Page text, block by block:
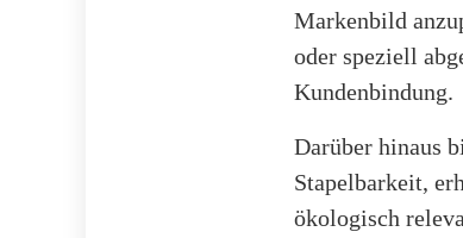
Markenbild
oder speziell
Kundenbindung.
Darüber hinaus
Stapelbarkeit,
ökologisch